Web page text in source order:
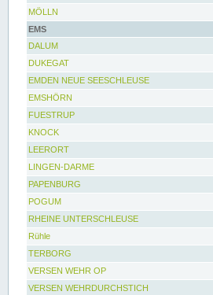
MÖLLN
EMS
DALUM
DUKEGAT
EMDEN NEUE SEESCHLEUSE
EMSHÖRN
FUESTRUP
KNOCK
LEERORT
LINGEN-DARME
PAPENBURG
POGUM
RHEINE UNTERSCHLEUSE
Rühle
TERBORG
VERSEN WEHR OP
VERSEN WEHRDURCHSTICH